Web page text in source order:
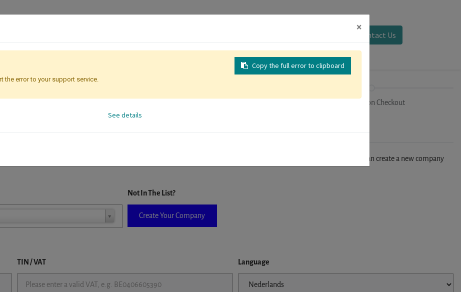
Contact Us
Registration Checkout
ID. When a company is selected it will auto-complete the form. If you don't find your company in our database, you can create a new company
Not In The List?
Create Your Company
TIN / VAT Language
×
Copy the full error to clipboard
the error to your support service.
See details